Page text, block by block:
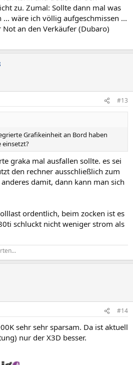
1.399€
https://geizhals.de/samsung-ssd-980-pro-
270€
860Whttps://geizhals.de/fractal-
2-52-fd-p-ia2p-860-a2584564.html
geizhals.de/fractal-design-meshify-2-
mes2a-03-a2423289.html
https://geizhals.de/lg-ultragear-34gp950g-b-
zu. Zumal: Sollte dann mal was
... wäre ich völlig aufgeschmissen ...
an den Verkäufer (Dubaro)
#13
Grafikeinheit an Bord haben
einsetzt?
graka mal ausfallen sollte. es sei
den rechner ausschließlich zum
damit, dann kann man sich
ordentlich, beim zocken ist es
schluckt nicht weniger strom als
#14
sehr sehr sparsam. Da ist aktuell
nur der X3D besser.